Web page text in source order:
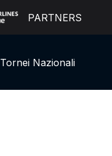
PARTNERS
Tornei Nazionali